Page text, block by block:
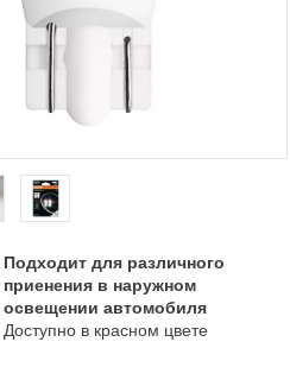
Подходит для различного
приенения в наружном
освещении автомобиля
Доступно в красном цвете